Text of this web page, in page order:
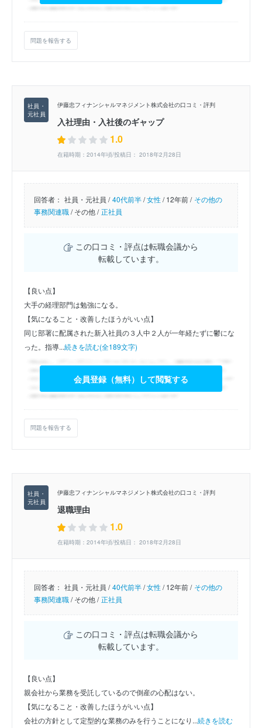
問題を報告する
伊藤忠フィナンシャルマネジメント株式会社の口コミ・評判
入社理由・入社後のギャップ
1.0
在籍時期：2014年頃/投稿日： 2018年2月28日
回答者： 社員・元社員 / 40代前半/女性/12年前 / その他の
事務関連職/その他 / 正社員
この口コミ・評点は転職会議から
転載しています。
【良い点】
大手の経理部門は勉強になる。
【気になること・改善したほうがいい点】
同じ部署に配属された新入社員の３人中２人が一年経たずに鬱にな
った。指導...続きを読む(全189文字)
会員登録（無料）して閲覧する
問題を報告する
伊藤忠フィナンシャルマネジメント株式会社の口コミ・評判
退職理由
1.0
在籍時期：2014年頃/投稿日： 2018年2月28日
回答者： 社員・元社員 / 40代前半/女性/12年前 / その他の
事務関連職/その他 / 正社員
この口コミ・評点は転職会議から
転載しています。
【良い点】
親会社から業務を受託しているので倒産の心配はない。
【気になること・改善したほうがいい点】
会社の方針として定型的な業務のみを行うことになり...続きを読む